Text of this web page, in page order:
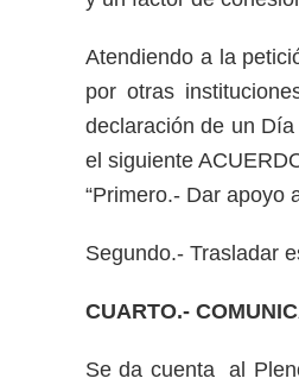
Atendiendo a la
por otras
declaración de un
el siguiente
“Primero.- Dar apoyo
Segundo.- Trasladar
CUARTO.-
Se da cuenta al